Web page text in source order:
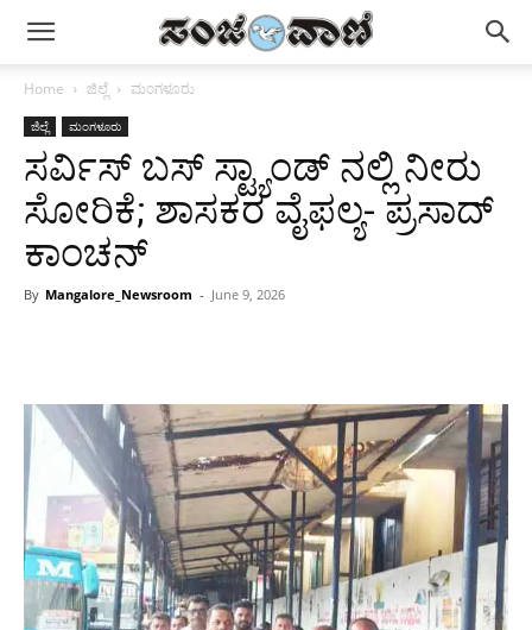
Home ಜಿಲ್ಲೆ ಮಂಗಳೂರು
ಜಿಲ್ಲೆ ಮಂಗಳೂರು
ಸರ್ವಿಸ್ ಬಸ್ ಸ್ಟ್ಯಾಂಡ್ ನಲ್ಲಿ ನೀರು
ಸೋರಿಕೆ; ಶಾಸಕರ ವೈಫಲ್ಯ- ಪ್ರಸಾದ್
ಕಾಂಚನ್
By Mangalore_Newsroom - June 9, 2026